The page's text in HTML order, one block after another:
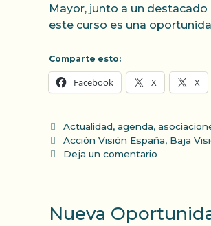
Mayor, junto a un
este curso es una
Comparte esto:
Facebook X X
Categorías
Actualidad, agenda,
Etiquetas
Acción Visión España, Baja
Deja un comentario
Nueva